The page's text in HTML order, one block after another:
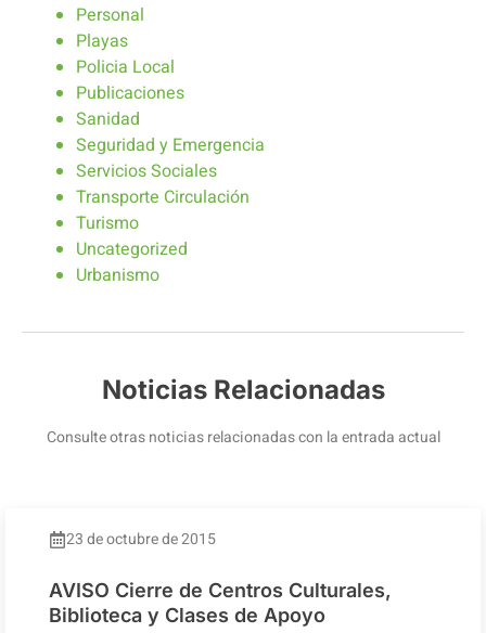
Personal
Playas
Policia Local
Publicaciones
Sanidad
Seguridad y Emergencia
Servicios Sociales
Transporte Circulación
Turismo
Uncategorized
Urbanismo
Noticias Relacionadas
Consulte otras noticias relacionadas con la entrada actual
23 de octubre de 2015
AVISO Cierre de Centros Culturales,
Biblioteca y Clases de Apoyo